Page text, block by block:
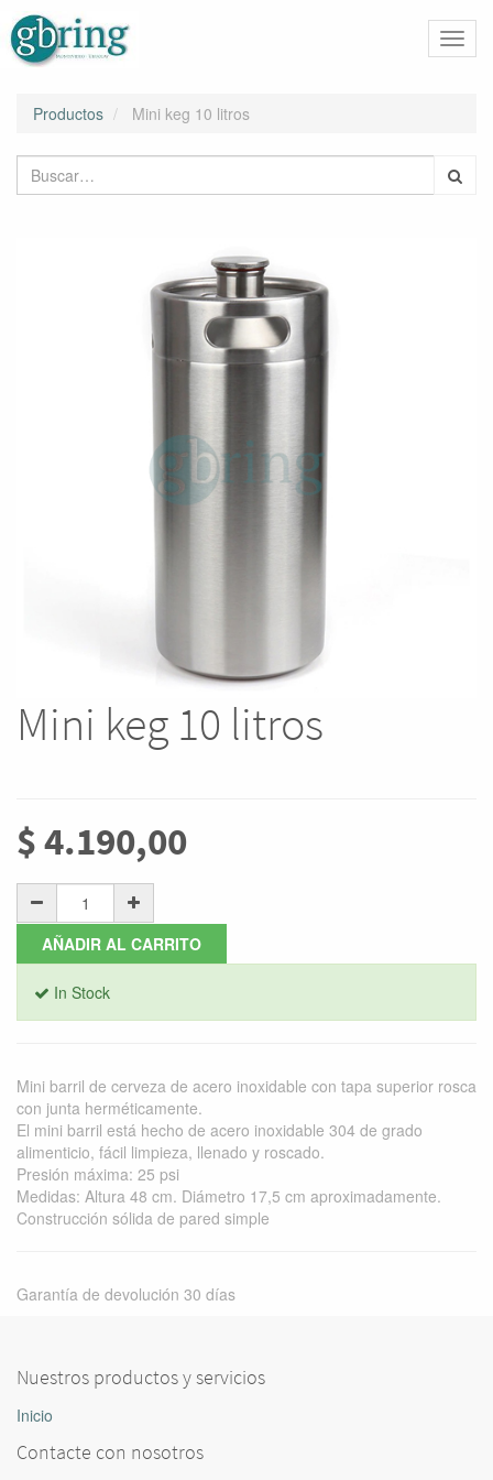
Productos Mini keg 10 litros
Mini keg 10 litros
$4.190,00
AÑADIR AL CARRITO
In Stock
Mini barril de cerveza de acero inoxidable con tapa superior rosca
con junta herméticamente.
El mini barril está hecho de acero inoxidable 304 de grado
alimenticio, fácil limpieza, llenado y roscado.
Presión máxima: 25 psi
Medidas: Altura 48 cm. Diámetro 17,5 cm aproximadamente.
Construcción sólida de pared simple
Garantía de devolución 30 días
Nuestros productos y servicios
Inicio
Contacte con nosotros